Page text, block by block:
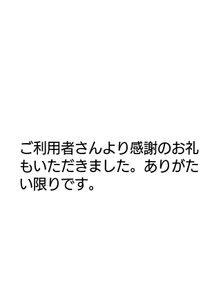
ご利用者さんより感謝のお礼
もいただきました。ありがた
い限りです。